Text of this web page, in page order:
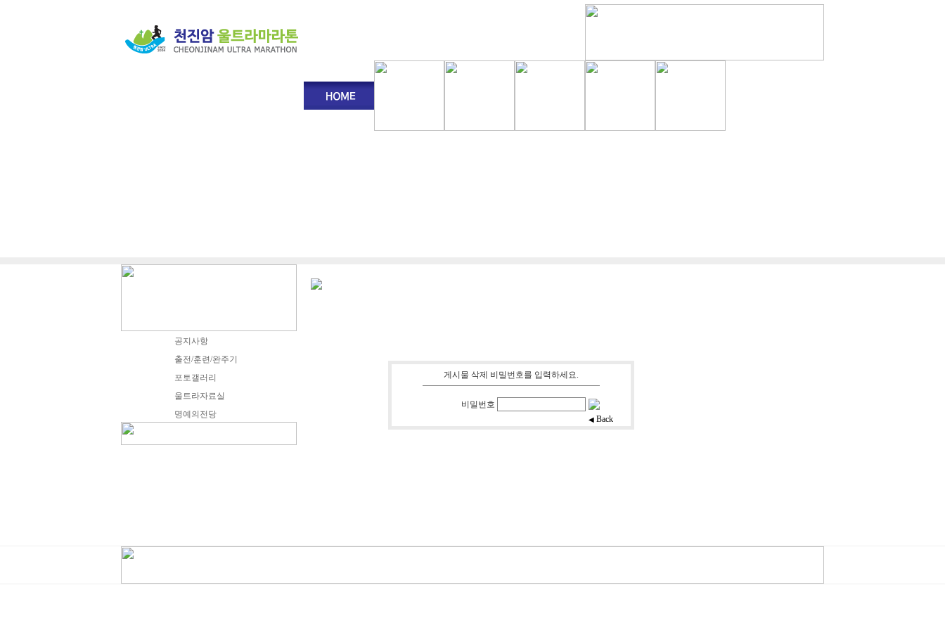
공지사항
출전/훈련/완주기
포토갤러리
울트라자료실
명예의전당
게시물 삭제 비밀번호를 입력하세요.
비밀번호
◀ Back